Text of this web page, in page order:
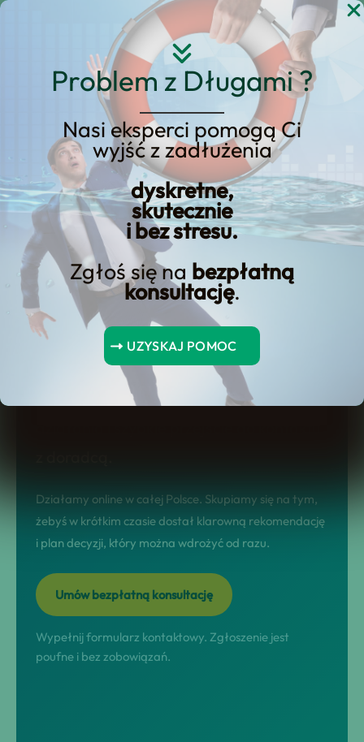
Problem z Długami ?
Nasi eksperci pomogą Ci
wyjść z zadłużenia
dyskretne,
skutecznie
i bez stresu.
Zgłoś się na bezpłatną
konsultację.
UZYSKAJ POMOC
Przejdź
KREDYT123.PL – OFERTA SPRZEDAŻOWA
upadłość konsumencka
ile kosztuje adwokat
Jeśli rozważasz upadłość konsumencka
ile kosztuje adwokat, potrzebujesz
konkretnej oferty sprzedażowej, a nie
ogólników. Na tej stronie dostajesz jasny
model współpracy, realne scenariusze
Działamy online w całej Polsce. Skupiamy się na tym,
żebyś w krótkim czasie dostał klarowną rekomendację
i plan decyzji, który można wdrożyć od razu.
Umów bezpłatną konsultację
Wypełnij formularz kontaktowy. Zgłoszenie jest
poufne i bez zobowiązań.